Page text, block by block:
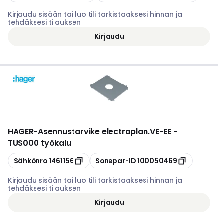
Kirjaudu sisään tai luo tili tarkistaaksesi hinnan ja
tehdäksesi tilauksen
Kirjaudu
HAGER-Asennustarvike electraplan.VE-EE -
TUS000 työkalu
Kopioi
Sähkönro1461156 Kopioi
Sonepar-ID100050469
Kirjaudu sisään tai luo tili tarkistaaksesi hinnan ja
tehdäksesi tilauksen
Kirjaudu